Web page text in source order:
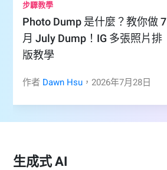
步驟教學
Photo Dump 是什麼？教你做 7
月 July Dump！IG 多張照片排
版教學
作者 Dawn Hsu ， 2026年7月 28日
生成式 AI